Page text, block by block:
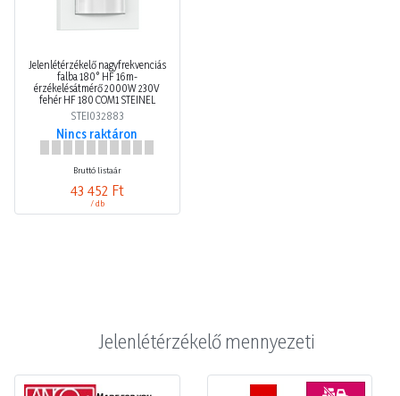
Jelenlétérzékelő nagyfrekvenciás
falba 180° HF 16m-
érzékelésátmérő 2000W 230V
fehér HF 180 COM1 STEINEL
STEI032883
Nincs raktáron
Bruttó listaár
43 452 Ft
/ db
Jelenlétérzékelő mennyezeti